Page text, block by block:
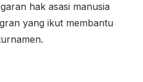
hak asasi manusia
yang ikut membantu